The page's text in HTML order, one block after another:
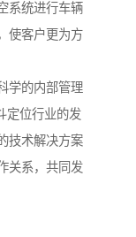
系统进行车辆
使客户更为方
学的内部管理
定位行业的发
技术解决方案
关系，共同发